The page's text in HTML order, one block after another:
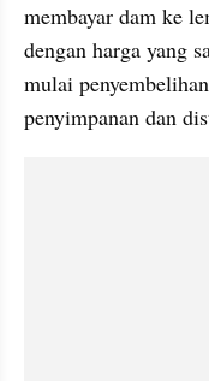
membayar dam ke
dengan harga yang
mulai
penyimpanan dan